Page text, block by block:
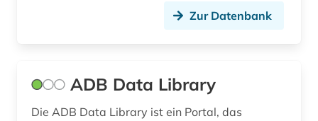
datenaustausch (1)
Zur Datenbank
ADB Data Library
Die ADB Data Library ist ein Portal, das